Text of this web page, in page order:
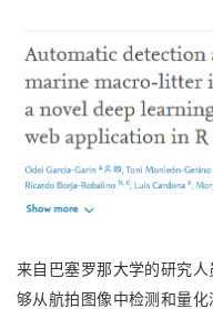
来自巴塞罗那大学的研究
够从航拍图像中检测和量